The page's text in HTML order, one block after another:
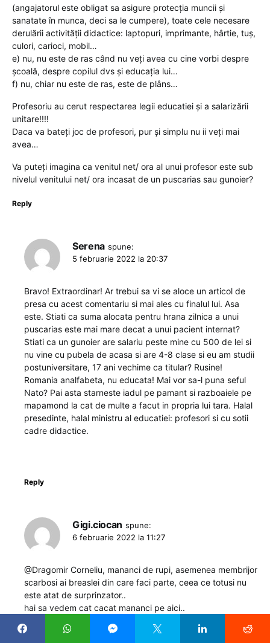
(angajatorul este obligat sa asigure protecția muncii și
sanatate în munca, deci sa le cumpere), toate cele necesare
derulării activității didactice: laptopuri, imprimante, hârtie, tuș,
culori, carioci, mobil…
e) nu, nu este de ras când nu veți avea cu cine vorbi despre
școală, despre copilul dvs și educația lui…
f) nu, chiar nu este de ras, este de plâns…
Profesoriu au cerut respectarea legii educatiei și a salarizării
unitare!!!!
Daca va bateți joc de profesori, pur și simplu nu ii veți mai
avea…
Va puteți imagina ca venitul net/ ora al unui profesor este sub
nivelul venitului net/ ora incasat de un puscarias sau gunoier?
Reply
Serena spune:
5 februarie 2022 la 20:37
Bravo! Extraordinar! Ar trebui sa vi se aloce un articol de
presa cu acest comentariu si mai ales cu finalul lui. Asa
este. Stiati ca suma alocata pentru hrana zilnica a unui
puscarias este mai mare decat a unui pacient internat?
Stiati ca un gunoier are salariu peste mine cu 500 de lei si
nu vine cu pubela de acasa si are 4-8 clase si eu am studii
postuniversitare, 17 ani vechime ca titular? Rusine!
Romania analfabeta, nu educata! Mai vor sa-l puna seful
Nato? Pai asta starneste iadul pe pamant si razboaiele pe
mapamond la cat de multe a facut in propria lui tara. Halal
presedinte, halal ministru al educatiei: profesori si cu sotii
cadre didactice.
Reply
Gigi.ciocan spune:
6 februarie 2022 la 11:27
@Dragomir Corneliu, mananci de rupi, asemenea membrijor
scarbosi ai breaslei din care faci parte, ceea ce totusi nu
este atat de surprinzator..
hai sa vedem cat cacat mananci pe aici..
prea mari pt ce faceti) eu zic sa va comparati si